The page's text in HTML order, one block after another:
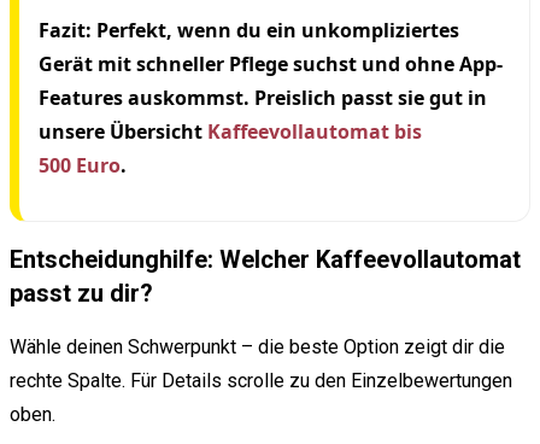
Fazit: Perfekt, wenn du ein unkompliziertes
Gerät mit schneller Pflege suchst und ohne App-
Features auskommst. Preislich passt sie gut in
unsere Übersicht Kaffeevollautomat bis
500 Euro.
Entscheidunghilfe: Welcher Kaffeevollautomat
passt zu dir?
Wähle deinen Schwerpunkt – die beste Option zeigt dir die
rechte Spalte. Für Details scrolle zu den Einzelbewertungen
oben.